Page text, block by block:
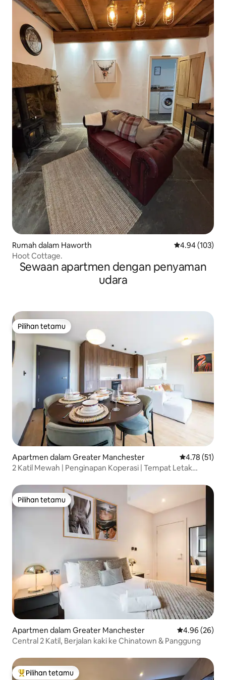
Rumah dalam Haworth Penarafan
4.94 (103)
Hoot Cottage.
Sewaan apartmen dengan penyaman
udara
Pilihan tetamu
Pilihan tetamu
Apartmen dalam Greater Manchester Penarafan
4.78 (51)
2 Katil Mewah | Penginapan Koperasi | Tempat Letak
Pilihan tetamu
Pilihan tetamu
Apartmen dalam Greater Manchester Penarafan
4.96 (26)
Central 2 Katil, Berjalan kaki ke Chinatown & Panggung
Pilihan utama tetamu
Pilihan tetamu